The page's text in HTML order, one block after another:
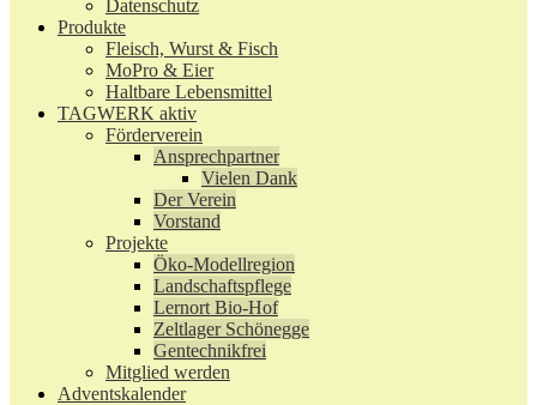
Datenschutz
Produkte
Fleisch, Wurst & Fisch
MoPro & Eier
Haltbare Lebensmittel
TAGWERK aktiv
Förderverein
Ansprechpartner
Vielen Dank
Der Verein
Vorstand
Projekte
Öko-Modellregion
Landschaftspflege
Lernort Bio-Hof
Zeltlager Schönegge
Gentechnikfrei
Mitglied werden
Adventskalender